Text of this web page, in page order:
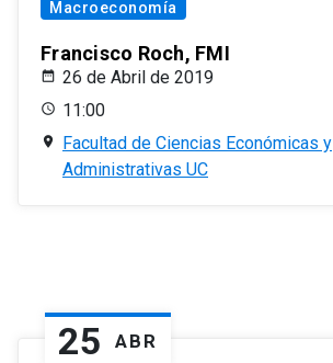
Macroeconomía
Francisco Roch, FMI
26 de Abril de 2019
11:00
Facultad de Ciencias Económicas y
Administrativas UC
25 ABR